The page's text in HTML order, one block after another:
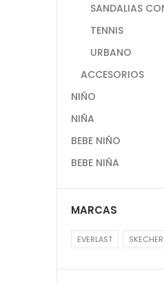
SANDALIAS
TENNIS
URBANO
ACCESORIOS
NIÑO
NIÑA
BEBE NIÑO
BEBE NIÑA
MARCAS
EVERLAST